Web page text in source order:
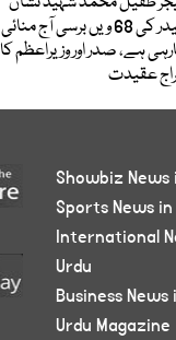
حیدر کی 68 ویں برسی آج منائی
ہے، صدر اور وزیراعظم کا
عقیدت
Showbiz News
Sports News in
International
Urdu
Business News
Urdu Magazine